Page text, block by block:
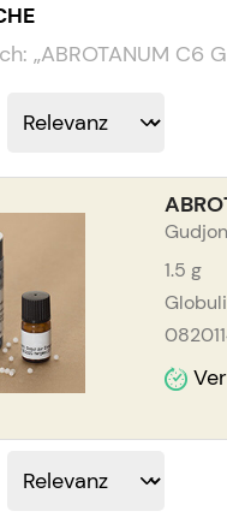
„ABROTANUM C6
1.5 g
Globuli